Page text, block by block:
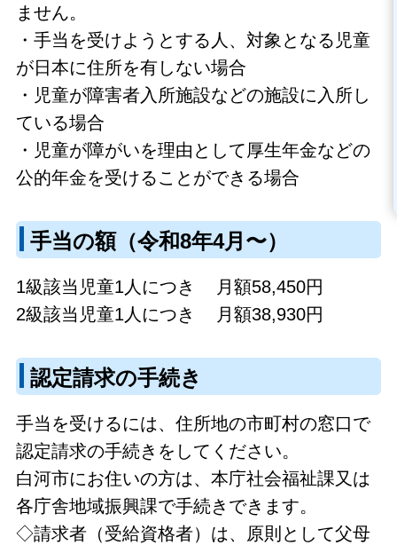
ません。
・手当を受けようとする人、対象となる児童
が日本に住所を有しない場合
・児童が障害者入所施設などの施設に入所し
ている場合
・児童が障がいを理由として厚生年金などの
公的年金を受けることができる場合
手当の額（令和8年4月〜）
1級該当児童1人につき 月額58,450円
2級該当児童1人につき 月額38,930円
認定請求の手続き
手当を受けるには、住所地の市町村の窓口で
認定請求の手続きをしてください。
白河市にお住いの方は、本庁社会福祉課又は
各庁舎地域振興課で手続きできます。
◇請求者（受給資格者）は、原則として父母